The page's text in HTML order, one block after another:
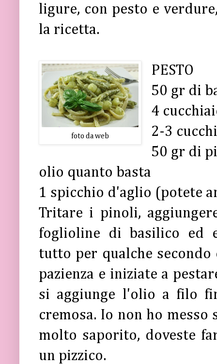
ligure, con pesto e
la ricetta.
foto da web
PESTO
50 gr di
4
2-3
50 gr di
olio quanto basta
1 spicchio d'aglio (potete
Tritare i pinoli,
foglioline di basilico ed
tutto per qualche
pazienza e iniziate a
si aggiunge l'olio a filo
cremosa. Io non ho
molto saporito, doveste
un pizzico.